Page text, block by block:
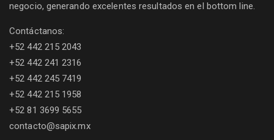
negocio, generando excelentes resultados en el bottom line.
Contáctanos:
+52 442 215 2043
+52 442 241 2316
+52 442 245 7419
+52 442 215 1958
+52 81 3699 5655
contacto@sapix.mx